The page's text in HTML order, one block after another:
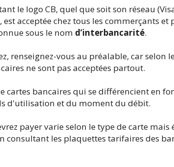
le logo CB, quel que soit son réseau
acceptée chez tous les commerçants
sous le nom d’interbancarité.
renseignez-vous au préalable, car selon
ne sont pas acceptées partout.
cartes bancaires qui se différencient en
d'utilisation et du moment du débit.
payer varie selon le type de carte mais
consultant les plaquettes tarifaires des